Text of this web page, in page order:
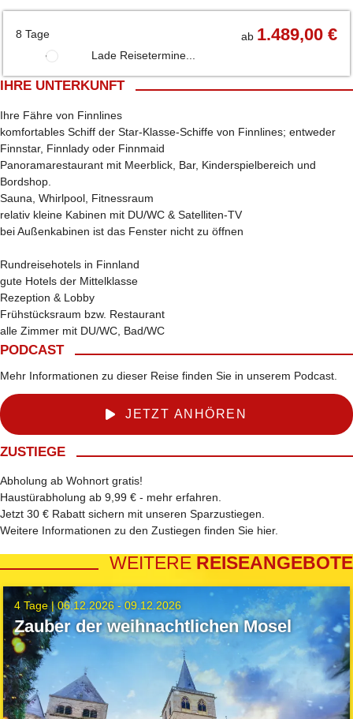
8 Tage ab 1.489,00 €
Lade Reisetermine...
IHRE UNTERKUNFT
Ihre Fähre von Finnlines
komfortables Schiff der Star-Klasse-Schiffe von Finnlines; entweder
Finnstar, Finnlady oder Finnmaid
Panoramarestaurant mit Meerblick, Bar, Kinderspielbereich und
Bordshop.
Sauna, Whirlpool, Fitnessraum
relativ kleine Kabinen mit DU/WC & Satelliten-TV
bei Außenkabinen ist das Fenster nicht zu öffnen
Rundreisehotels in Finnland
gute Hotels der Mittelklasse
Rezeption & Lobby
Frühstücksraum bzw. Restaurant
alle Zimmer mit DU/WC, Bad/WC
PODCAST
Mehr Informationen zu dieser Reise finden Sie in unserem Podcast.
JETZT ANHÖREN
ZUSTIEGE
Abholung ab Wohnort gratis!
Haustürabholung ab 9,99 € - mehr erfahren.
Jetzt 30 € Rabatt sichern mit unseren Sparzustiegen.
Weitere Informationen zu den Zustiegen finden Sie hier.
WEITERE REISEANGEBOTE
4 Tage |06.12.2026 - 09.12.2026
Zauber der weihnachtlichen Mosel